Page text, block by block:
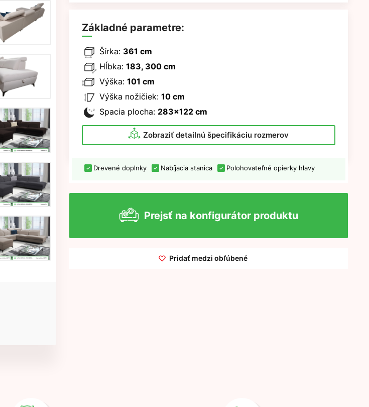
Základné parametre:
Šírka: 361 cm
Hĺbka: 183, 300 cm
Výška: 101 cm
Výška nožičiek: 10 cm
Spacia plocha: 283x122 cm
Zobraziť detailnú špecifikáciu rozmerov
Drevené doplnky Nabíjacia stanica Polohovateľné opierky hlavy
Prejsť na konfigurátor produktu
Pridať medzi obľúbené